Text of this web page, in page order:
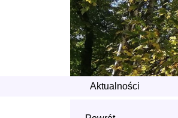
Aktualności